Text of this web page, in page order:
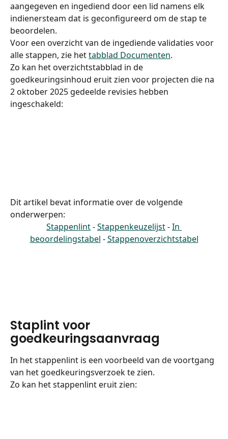
aangegeven en ingediend door een lid namens elk
indienersteam dat is geconfigureerd om de stap te
beoordelen.
Voor een overzicht van de ingediende validaties voor
alle stappen, zie het tabblad Documenten.
Zo kan het overzichtstabblad in de
goedkeuringsinhoud eruit zien voor projecten die na
2 oktober 2025 gedeelde revisies hebben
ingeschakeld:
Dit artikel bevat informatie over de volgende
onderwerpen:
Stappenlint - Stappenkeuzelijst - In
beoordelingstabel - Stappenoverzichtstabel
Staplint voor
goedkeuringsaanvraag
In het stappenlint is een voorbeeld van de voortgang
van het goedkeuringsverzoek te zien.
Zo kan het stappenlint eruit zien: